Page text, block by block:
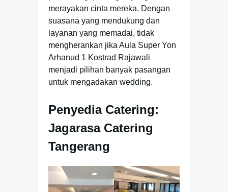
merayakan cinta mereka. Dengan
suasana yang mendukung dan
layanan yang memadai, tidak
mengherankan jika Aula Super Yon
Arhanud 1 Kostrad Rajawali
menjadi pilihan banyak pasangan
untuk mengadakan wedding.
Penyedia Catering:
Jagarasa Catering
Tangerang